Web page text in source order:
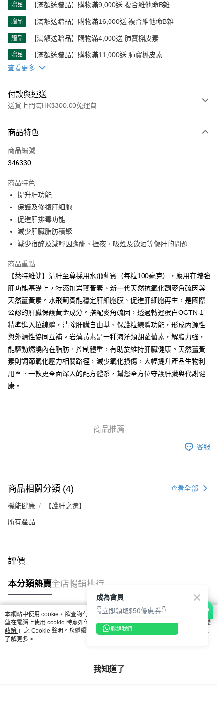
贈品 【滿額送贈品】購物滿9,000送 複合維他命B雜
贈品 【滿額送贈品】購物滿16,000送 複合維他命B雜
贈品 【滿額送贈品】購物滿4,000送 肺寶槲皮素
贈品
【滿額送贈品】購物滿11,000送 肺寶槲皮素
查看更多
付款與運送
送貨上門滿HK$300.00免運費
信用卡
AlipayHK
其他轉帳方式
相關說明
【貨到付款】由順豐速運代收款項 簽收貨品後，將款項交給配送人員即可 *
注意「順豐智能櫃」是沒辦法貨到付款的。 【轉數快】可透過以下轉數快號
碼或銀行號碼付款，轉帳後請截圖WhatsApp 給我們確認！ FPS 編號 :
169818283 戶口名稱 : Wright Life Pharmaceuticaal Limited 客服
送貨方式
順豐快遞
內地及澳門 運費表
商品特色
商品編號
346330
商品特色
提升肝功能
保護及修復肝細胞
促進肝排毒功能
減少肝臟脂肪積聚
減少宿醉及減輕因應酬、捱夜、吸煙及飲酒等傷肝的問題
商品重點
【萊特維健】清肝至尊採用水飛薊賓（每粒100毫克），應用在增強
肝功能基礎上，特添加岩藻黃素、新一代天然抗氧化劑麥角硫因與
天然薑黃素。水飛薊賓能穩定肝細胞膜、促進肝細胞再生，是國際
公認的肝臟保護黃金成分。搭配麥角硫因，透過轉運蛋白OCTN-1
精準進入粒線體，清除肝臟自由基、保護粒線體功能，形成內源性
與外源性協同互補。岩藻黃素是一種海洋類胡蘿蔔素，解脂力強，
能驅動燃燒內在脂肪、控制體重，有助於維持肝臟健康。天然薑黃
素則調節氧化壓力相關路徑，減少氧化損傷，大幅提升產品生物利
用率。一款更全面深入的配方體系，幫您全方位守護肝臟與代謝健
康。
商品推薦
客服
商品相關分類 (4) 查看全部
機能健康 【護肝之選】
所有產品
評價
本分類熱賣全店暢銷排行
熱門標籤
熱銷排行
本網站中使用 cookie，欲查詢有關本網站使用 cookie 方式之詳情，及若您不希
望在電腦上使用 cookie 時應如何變更電腦的 cookie 設定，請參閱本網站「
私隱
政策 」之 Cookie 聲明。您繼續使用本網站即表示您同意本公司得按本網站使用
條款之 Cookie 聲明使用 cookie。
了解更多 >
我知道了
成為會員
👇立即領取$50優惠券👇
聯絡我們